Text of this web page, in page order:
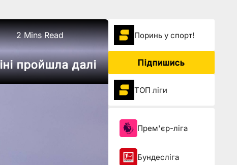
2 Mins Read
пройшла далі
Поринь у спорт!
Підпишись
ТОП ліги
Прем'єр-ліга
Бундесліга